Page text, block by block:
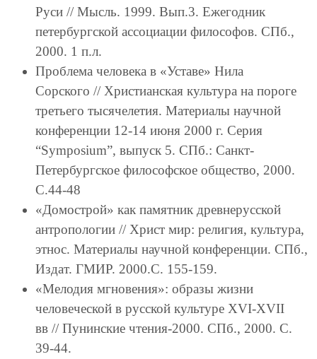
Руси // Мысль. 1999. Вып.3. Ежегодник
петербургской ассоциации философов. СПб.,
2000. 1 п.л.
Проблема человека в «Уставе» Нила
Сорского // Христианская культура на пороге
третьего тысячелетия. Материалы научной
конференции 12-14 июня 2000 г. Серия
“Symposium”, выпуск 5. СПб.: Санкт-
Петербургское философское общество, 2000.
С.44-48
«Домострой» как памятник древнерусской
антропологии // Христ мир: религия, культура,
этнос. Материалы научной конференции. СПб.,
Издат. ГМИР. 2000.С. 155-159.
«Мелодия мгновения»: образы жизни
человеческой в русской культуре XVI-XVII
вв // Пунинские чтения-2000. СПб., 2000. С.
39-44.